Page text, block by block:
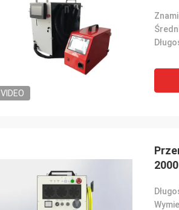
VIDEO